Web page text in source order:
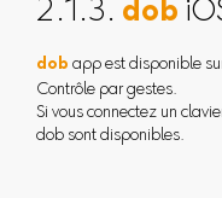
2.1.3. dob
dob app est disponible
Contrôle par gestes.
Si vous connectez un
dob sont disponibles.